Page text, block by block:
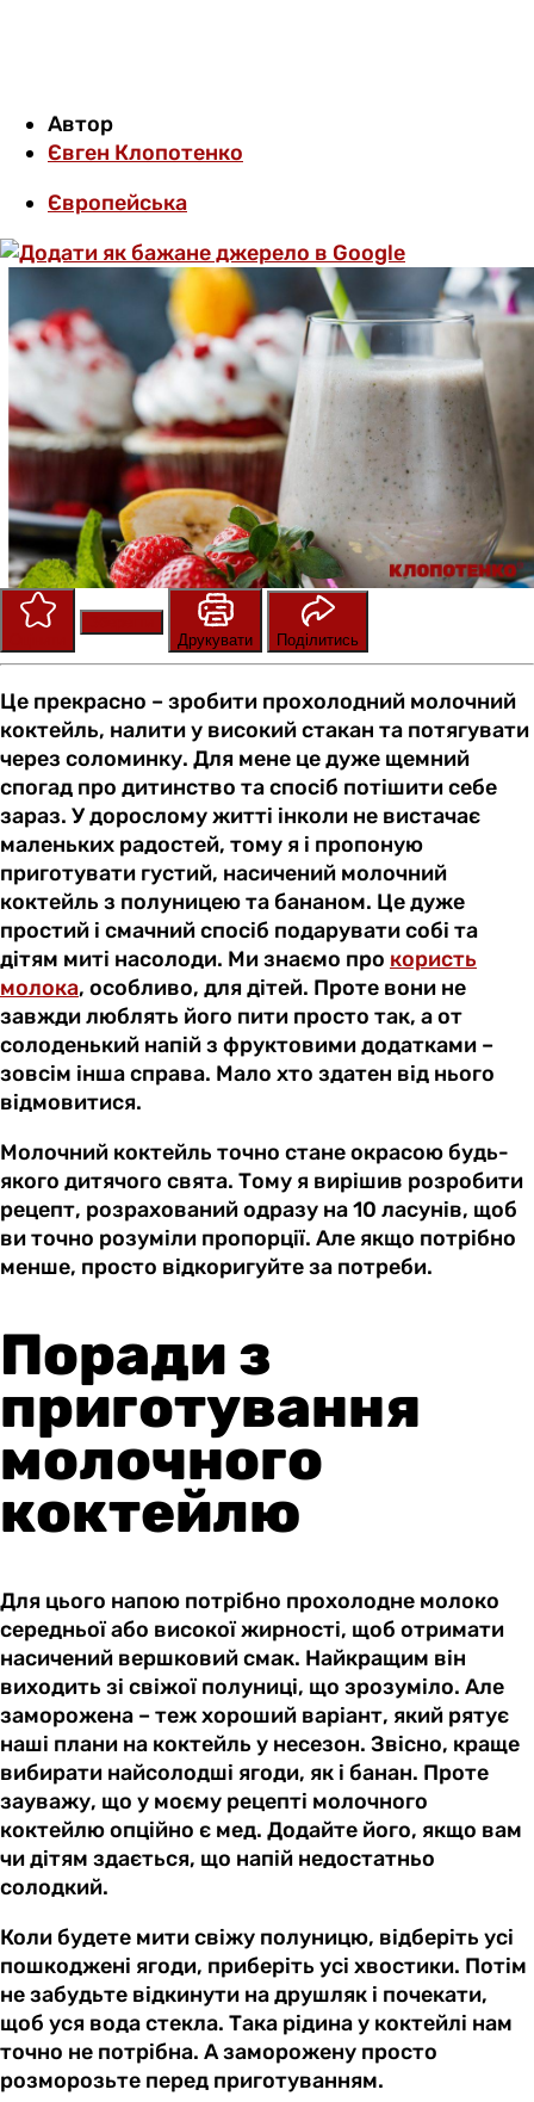
Автор
Євген Клопотенко
Європейська
Друкувати
Поділитись
Це прекрасно – зробити прохолодний молочний
коктейль, налити у високий стакан та потягувати
через соломинку. Для мене це дуже щемний
спогад про дитинство та спосіб потішити себе
зараз. У дорослому житті інколи не вистачає
маленьких радостей, тому я і пропоную
приготувати густий, насичений молочний
коктейль з полуницею та бананом. Це дуже
простий і смачний спосіб подарувати собі та
дітям миті насолоди. Ми знаємо про користь
молока, особливо, для дітей. Проте вони не
завжди люблять його пити просто так, а от
солоденький напій з фруктовими додатками –
зовсім інша справа. Мало хто здатен від нього
відмовитися.
Молочний коктейль точно стане окрасою будь-
якого дитячого свята. Тому я вирішив розробити
рецепт, розрахований одразу на 10 ласунів, щоб
ви точно розуміли пропорції. Але якщо потрібно
менше, просто відкоригуйте за потреби.
Поради з
приготування
молочного
коктейлю
Для цього напою потрібно прохолодне молоко
середньої або високої жирності, щоб отримати
насичений вершковий смак. Найкращим він
виходить зі свіжої полуниці, що зрозуміло. Але
заморожена – теж хороший варіант, який рятує
наші плани на коктейль у несезон. Звісно, краще
вибирати найсолодші ягоди, як і банан. Проте
зауважу, що у моєму рецепті молочного
коктейлю опційно є мед. Додайте його, якщо вам
чи дітям здається, що напій недостатньо
солодкий.
Коли будете мити свіжу полуницю, відберіть усі
пошкоджені ягоди, приберіть усі хвостики. Потім
не забудьте відкинути на друшляк і почекати,
щоб уся вода стекла. Така рідина у коктейлі нам
точно не потрібна. А заморожену просто
розморозьте перед приготуванням.